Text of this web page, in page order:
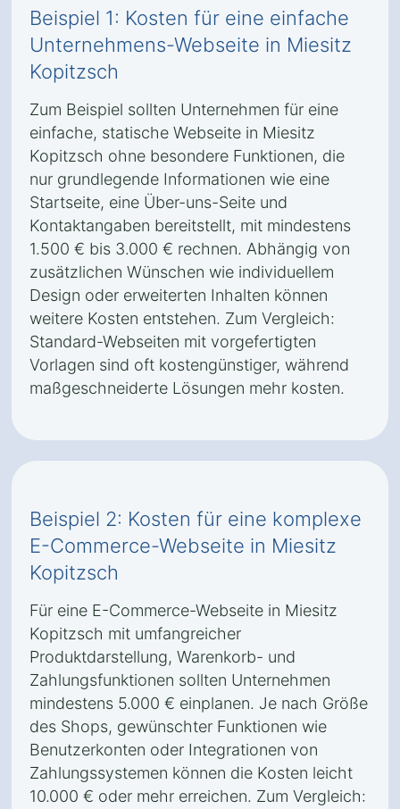
Beispiel 1: Kosten für eine einfache
Unternehmens-Webseite in Miesitz
Kopitzsch
Zum Beispiel sollten Unternehmen für eine
einfache, statische Webseite in Miesitz
Kopitzsch ohne besondere Funktionen, die
nur grundlegende Informationen wie eine
Startseite, eine Über-uns-Seite und
Kontaktangaben bereitstellt, mit mindestens
1.500 € bis 3.000 € rechnen. Abhängig von
zusätzlichen Wünschen wie individuellem
Design oder erweiterten Inhalten können
weitere Kosten entstehen. Zum Vergleich:
Standard-Webseiten mit vorgefertigten
Vorlagen sind oft kostengünstiger, während
maßgeschneiderte Lösungen mehr kosten.
Beispiel 2: Kosten für eine komplexe
E-Commerce-Webseite in Miesitz
Kopitzsch
Für eine E-Commerce-Webseite in Miesitz
Kopitzsch mit umfangreicher
Produktdarstellung, Warenkorb- und
Zahlungsfunktionen sollten Unternehmen
mindestens 5.000 € einplanen. Je nach Größe
des Shops, gewünschter Funktionen wie
Benutzerkonten oder Integrationen von
Zahlungssystemen können die Kosten leicht
10.000 € oder mehr erreichen. Zum Vergleich: